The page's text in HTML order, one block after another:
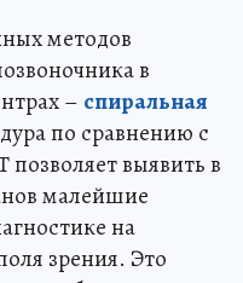
методов
в
– спиральная
по сравнению с
выявить в
малейшие
на
зрения. Это